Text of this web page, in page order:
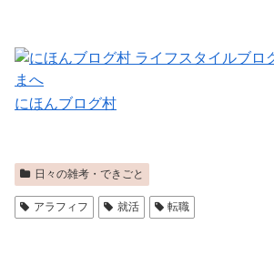
にほんブログ村
日々の雑考・できごと
アラフィフ 就活 転職